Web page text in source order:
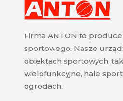
Firma ANTON to
sportowego. Nasze
obiektach sportowych,
wielofunkcyjne, hale
ogrodach.